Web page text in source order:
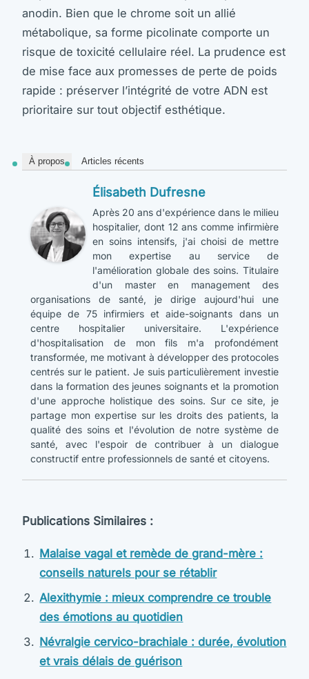
anodin. Bien que le chrome soit un allié
métabolique, sa forme picolinate comporte un
risque de toxicité cellulaire réel. La prudence est
de mise face aux promesses de perte de poids
rapide : préserver l’intégrité de votre ADN est
prioritaire sur tout objectif esthétique.
À propos Articles récents
Élisabeth Dufresne
Après 20 ans d'expérience dans le milieu
hospitalier, dont 12 ans comme infirmière
en soins intensifs, j'ai choisi de mettre
mon expertise au service de
l'amélioration globale des soins. Titulaire
d'un master en management des
organisations de santé, je dirige aujourd'hui une
équipe de 75 infirmiers et aide-soignants dans un
centre hospitalier universitaire. L'expérience
d'hospitalisation de mon fils m'a profondément
transformée, me motivant à développer des protocoles
centrés sur le patient. Je suis particulièrement investie
dans la formation des jeunes soignants et la promotion
d'une approche holistique des soins. Sur ce site, je
partage mon expertise sur les droits des patients, la
qualité des soins et l'évolution de notre système de
santé, avec l'espoir de contribuer à un dialogue
constructif entre professionnels de santé et citoyens.
Publications Similaires :
Malaise vagal et remède de grand-mère :
conseils naturels pour se rétablir
Alexithymie : mieux comprendre ce trouble
des émotions au quotidien
Névralgie cervico-brachiale : durée, évolution
et vrais délais de guérison